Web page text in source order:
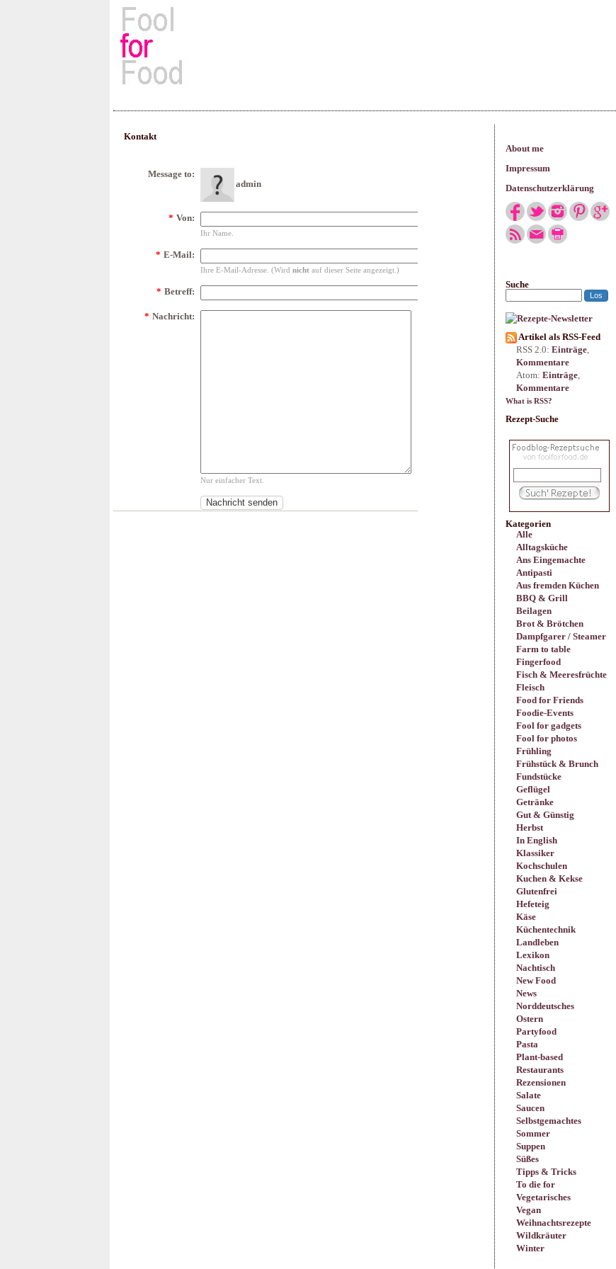
About me
Impressum
Datenschutzerklärung
Suche
Artikel als RSS-Feed
RSS 2.0: Einträge,
Kommentare
Atom: Einträge,
Kommentare
What is RSS?
Rezept-Suche
Kategorien
Alle
Alltagsküche
Ans Eingemachte
Antipasti
Aus fremden Küchen
BBQ & Grill
Beilagen
Brot & Brötchen
Dampfgarer / Steamer
Farm to table
Fingerfood
Fisch & Meeresfrüchte
Fleisch
Food for Friends
Foodie-Events
Fool for gadgets
Fool for photos
Frühling
Frühstück & Brunch
Fundstücke
Geflügel
Getränke
Gut & Günstig
Herbst
In English
Klassiker
Kochschulen
Kuchen & Kekse
Glutenfrei
Hefeteig
Käse
Küchentechnik
Landleben
Lexikon
Nachtisch
New Food
News
Norddeutsches
Ostern
Partyfood
Pasta
Plant-based
Restaurants
Rezensionen
Salate
Saucen
Selbstgemachtes
Sommer
Suppen
Süßes
Tipps & Tricks
To die for
Vegetarisches
Vegan
Weihnachtsrezepte
Wildkräuter
Winter
Kontakt
Message to:
admin
* Von:
Ihr Name.
* E-Mail:
Ihre E-Mail-Adresse. (Wird nicht auf dieser Seite angezeigt.)
* Betreff:
* Nachricht:
Nur einfacher Text.